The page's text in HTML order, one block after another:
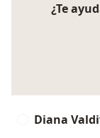
¿Te
Diana